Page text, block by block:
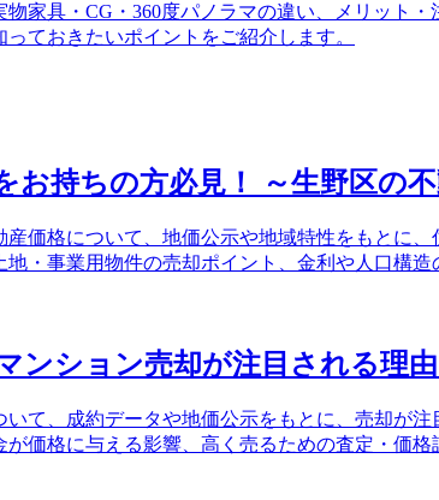
家具・CG・360度パノラマの違い、メリット
ておきたいポイントをご紹介します。
お持ちの方必見！ ～生野区の
産価格について、地価公示や地域特性をもとに
・事業用物件の売却ポイント、金利や人口構
ンション売却が注目される理
いて、成約データや地価公示をもとに、売却が
価格に与える影響、高く売るための査定・価